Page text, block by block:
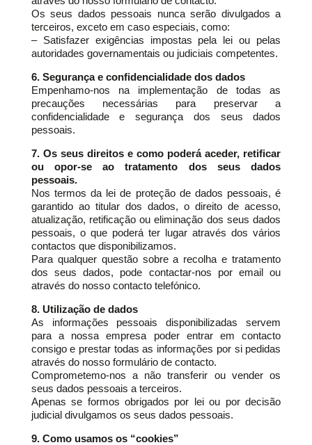
Os seus dados pessoais nunca serão divulgados a
terceiros, exceto em caso especiais, como:
– Satisfazer exigências impostas pela lei ou pelas
autoridades governamentais ou judiciais competentes.
6. Segurança e confidencialidade dos dados
Empenhamo-nos na implementação de todas as
precauções necessárias para preservar a
confidencialidade e segurança dos seus dados
pessoais.
7. Os seus direitos e como poderá aceder, retificar
ou opor-se ao tratamento dos seus dados
pessoais.
Nos termos da lei de proteção de dados pessoais, é
garantido ao titular dos dados, o direito de acesso,
atualização, retificação ou eliminação dos seus dados
pessoais, o que poderá ter lugar através dos vários
contactos que disponibilizamos.
Para qualquer questão sobre a recolha e tratamento
dos seus dados, pode contactar-nos por email ou
através do nosso contacto telefónico.
8. Utilização de dados
As informações pessoais disponibilizadas servem
para a nossa empresa poder entrar em contacto
consigo e prestar todas as informações por si pedidas
através do nosso formulário de contacto.
Comprometemo-nos a não transferir ou vender os
seus dados pessoais a terceiros.
Apenas se formos obrigados por lei ou por decisão
judicial divulgamos os seus dados pessoais.
9. Como usamos os “cookies”